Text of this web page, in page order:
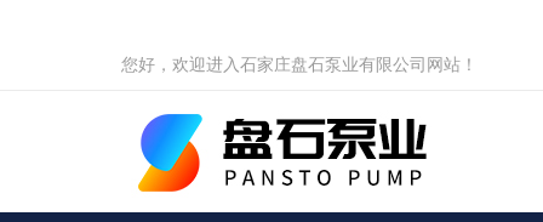
您好，欢迎进入石家庄盘石泵业有限公司网站！